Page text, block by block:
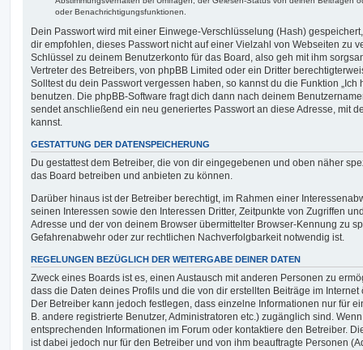
oder Benachrichtigungsfunktionen.
Dein Passwort wird mit einer Einwege-Verschlüsselung (Hash)
dir empfohlen, dieses Passwort nicht auf einer Vielzahl von Webseiten zu
Schlüssel zu deinem Benutzerkonto für das Board, also geh mit ihm
Vertreter des Betreibers, von phpBB Limited oder ein Dritter
Solltest du dein Passwort vergessen haben, so kannst du die Funktion „Ich
benutzen. Die phpBB-Software fragt dich dann nach deinem
sendet anschließend ein neu generiertes Passwort an diese Adresse, mit
kannst.
GESTATTUNG DER DATENSPEICHERUNG
Du gestattest dem Betreiber, die von dir eingegebenen und oben näher
das Board betreiben und anbieten zu können.
Darüber hinaus ist der Betreiber berechtigt, im Rahmen einer
seinen Interessen sowie den Interessen Dritter, Zeitpunkte von Zugriffen
Adresse und der von deinem Browser übermittelter Browser-Kennung zu
Gefahrenabwehr oder zur rechtlichen Nachverfolgbarkeit notwendig ist.
REGELUNGEN BEZÜGLICH DER WEITERGABE DEINER DATEN
Zweck eines Boards ist es, einen Austausch mit anderen Personen zu
dass die Daten deines Profils und die von dir erstellten Beiträge im
Der Betreiber kann jedoch festlegen, dass einzelne Informationen nur für
B. andere registrierte Benutzer, Administratoren etc.) zugänglich sind.
entsprechenden Informationen im Forum oder kontaktiere den Betreiber.
ist dabei jedoch nur für den Betreiber und von ihm beauftragte Personen